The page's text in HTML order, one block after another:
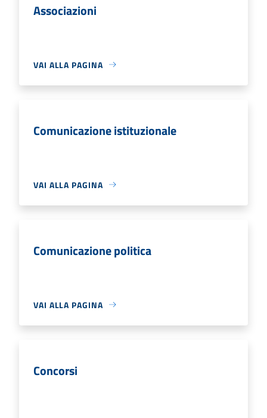
Associazioni
VAI ALLA PAGINA
Comunicazione istituzionale
VAI ALLA PAGINA
Comunicazione politica
VAI ALLA PAGINA
Concorsi